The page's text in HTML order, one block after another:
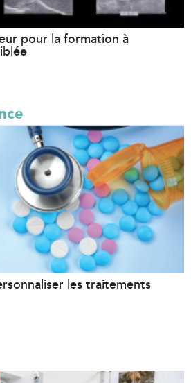
pour la formation à
les traitements